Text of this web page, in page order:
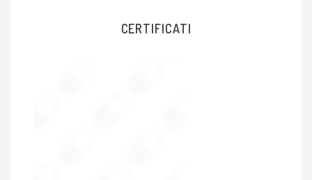
CERTIFICATI